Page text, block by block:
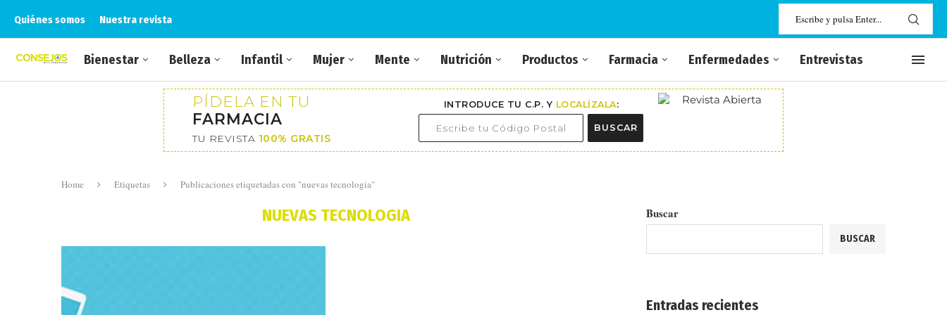
Quiénes somos Nuestra revista
Bienestar Belleza Infantil Mujer Mente Nutrición Productos Farmacia Enfermedades Entrevistas
PÍDELA EN TU
FARMACIA
TU REVISTA 100% GRATIS
INTRODUCE TU C.P. Y LOCALÍZALA:
BUSCAR
Home Etiquetas Publicaciones etiquetadas con "nuevas tecnologia"
NUEVAS TECNOLOGIA Buscar
BUSCAR
Entradas recientes